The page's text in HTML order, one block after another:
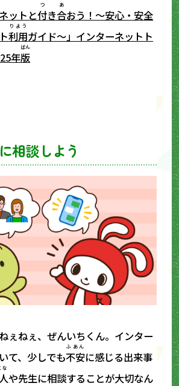
ットと付
つ
き合
あ
おう！～安心・安全
利用
りよう
ガイド～」インターネットト
年版
ばん
相談しよう
ぇねぇ、ぜんいちくん。インター
て、少しでも不安
ふあん
に感じる出来事
な
や先生に相談することが大切なん